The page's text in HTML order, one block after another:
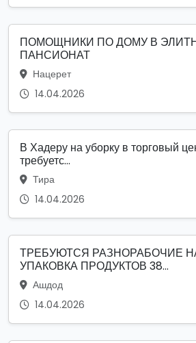
ПОМОЩНИКИ ПО ДОМУ В
ПАНСИОНАТ
Нацерет
14.04.2026
В Хадеру на уборку в торговый
требуетс...
Тира
14.04.2026
ТРЕБУЮТСЯ РАЗНОРАБОЧИЕ
УПАКОВКА ПРОДУКТОВ 38...
Ашдод
14.04.2026